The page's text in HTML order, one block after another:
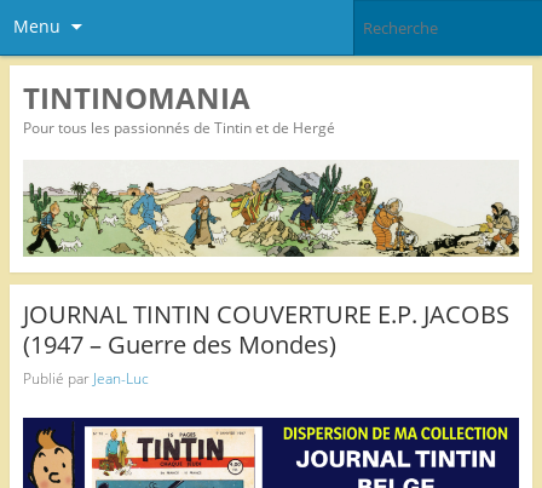
Menu
TINTINOMANIA
Pour tous les passionnés de Tintin et de Hergé
JOURNAL TINTIN COUVERTURE E.P. JACOBS
(1947 – Guerre des Mondes)
Publié par Jean-Luc